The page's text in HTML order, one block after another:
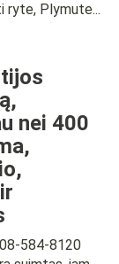
ryte, Plymute...
nei 400
584-8120